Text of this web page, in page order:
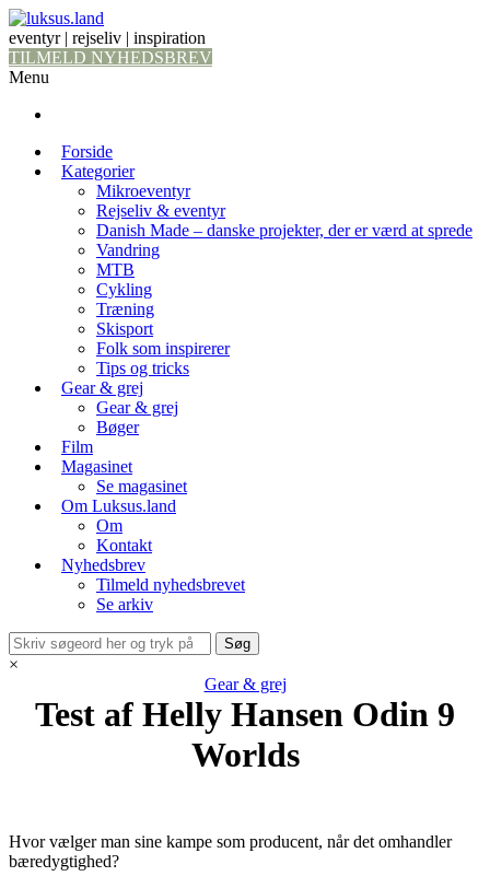
eventyr | rejseliv | inspiration
TILMELD NYHEDSBREV
Menu
Forside
Kategorier
Mikroeventyr
Rejseliv & eventyr
Danish Made – danske projekter, der er værd at sprede
Vandring
MTB
Cykling
Træning
Skisport
Folk som inspirerer
Tips og tricks
Gear & grej
Gear & grej
Bøger
Film
Magasinet
Se magasinet
Om Luksus.land
Om
Kontakt
Nyhedsbrev
Tilmeld nyhedsbrevet
Se arkiv
×
Gear & grej
Test af Helly Hansen Odin 9
Worlds
Hvor vælger man sine kampe som producent, når det omhandler
bæredygtighed?